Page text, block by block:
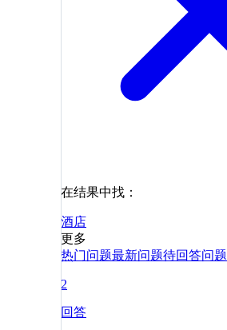
在结果中找：
酒店
更多
热门问题最新问题待回答问题
2
回答